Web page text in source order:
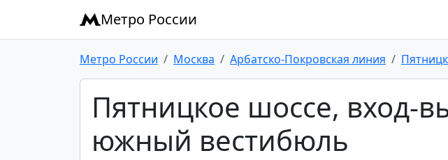
Метро России
Метро России Москва Арбатско-Покровская линия
Пятницкое шоссе, вход-
южный вестибюль